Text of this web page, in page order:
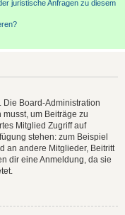
juristische Anfragen zu diesem
Board-Administration
um Beiträge zu
Mitglied Zugriff auf
stehen: zum Beispiel
an andere Mitglieder, Beitritt
dir eine Anmeldung, da sie